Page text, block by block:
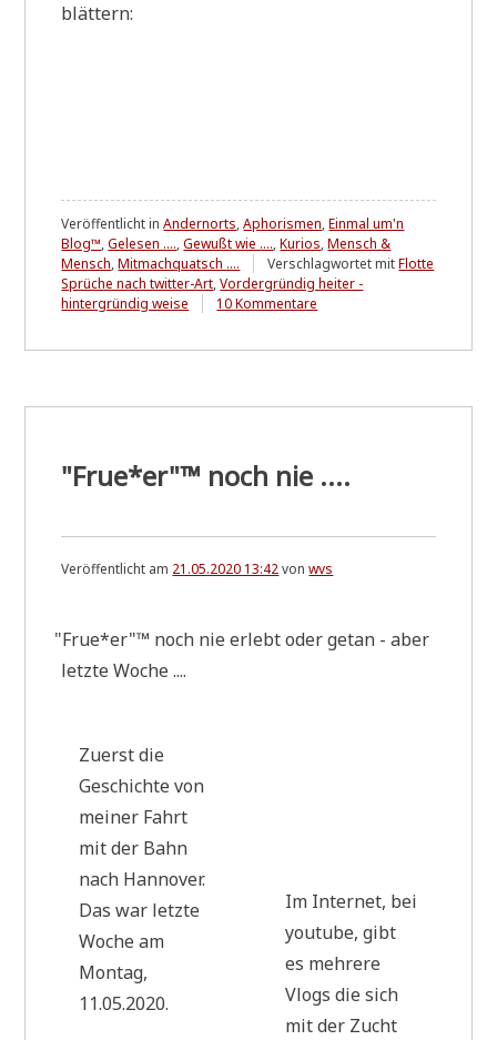
blättern:
Veröffentlicht inAndernorts,Aphorismen,Einmal um'n
Blog™,Gelesen ....,Gewußt wie ....,Kurios,Mensch &
Mensch,Mitmachquatsch .... Verschlagwortet mitFlotte
Sprüche nach twitter-Art,Vordergründig heiter -
hintergründig weise
10 Kommentare
"Frue*er"™ noch nie ....
Veröffentlicht am 21.05.2020 13:42vonwvs
"Frue*er"™ noch nie erlebt oder getan - aber
letz­te Woche ....
Zuerst die
Geschich­te von
mei­ner Fahrt
mit der Bahn
nach Han­no­ver.
Das war letz­te
Woche am
Mon­tag,
11.05.2020.
Im Inter­net, bei
you­tube, gibt
es meh­re­re
Vlogs die sich
mit der Zucht